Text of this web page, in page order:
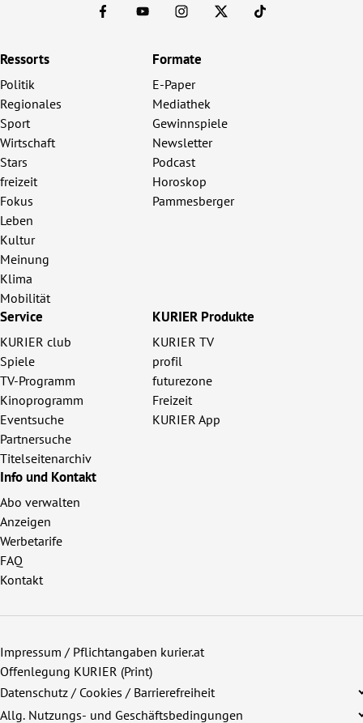
Ressorts
Politik
Regionales
Sport
Wirtschaft
Stars
freizeit
Fokus
Leben
Kultur
Meinung
Klima
Mobilität
Formate
E-Paper
Mediathek
Gewinnspiele
Newsletter
Podcast
Horoskop
Pammesberger
Service
KURIER club
Spiele
TV-Programm
Kinoprogramm
Eventsuche
Partnersuche
Titelseitenarchiv
KURIER Produkte
KURIER TV
profil
futurezone
Freizeit
KURIER App
Info und Kontakt
Abo verwalten
Anzeigen
Werbetarife
FAQ
Kontakt
Impressum / Pflichtangaben kurier.at
Offenlegung KURIER (Print)
Datenschutz / Cookies / Barrierefreiheit
Allg. Nutzungs- und Geschäftsbedingungen